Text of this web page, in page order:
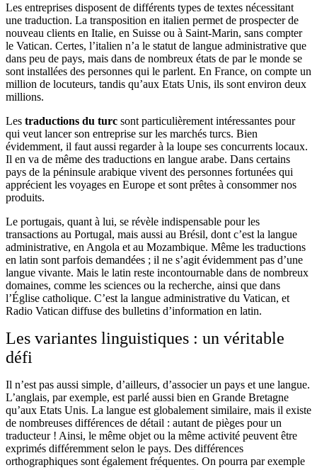
Les entreprises disposent de différents types de textes nécessitant
une traduction. La transposition en italien permet de prospecter de
nouveau clients en Italie, en Suisse ou à Saint-Marin, sans compter
le Vatican. Certes, l’italien n’a le statut de langue administrative que
dans peu de pays, mais dans de nombreux états de par le monde se
sont installées des personnes qui le parlent. En France, on compte un
million de locuteurs, tandis qu’aux Etats Unis, ils sont environ deux
millions.
Les traductions du turc sont particulièrement intéressantes pour
qui veut lancer son entreprise sur les marchés turcs. Bien
évidemment, il faut aussi regarder à la loupe ses concurrents locaux.
Il en va de même des traductions en langue arabe. Dans certains
pays de la péninsule arabique vivent des personnes fortunées qui
apprécient les voyages en Europe et sont prêtes à consommer nos
produits.
Le portugais, quant à lui, se révèle indispensable pour les
transactions au Portugal, mais aussi au Brésil, dont c’est la langue
administrative, en Angola et au Mozambique. Même les traductions
en latin sont parfois demandées ; il ne s’agit évidemment pas d’une
langue vivante. Mais le latin reste incontournable dans de nombreux
domaines, comme les sciences ou la recherche, ainsi que dans
l’Église catholique. C’est la langue administrative du Vatican, et
Radio Vatican diffuse des bulletins d’information en latin.
Les variantes linguistiques : un véritable
défi
Il n’est pas aussi simple, d’ailleurs, d’associer un pays et une langue.
L’anglais, par exemple, est parlé aussi bien en Grande Bretagne
qu’aux Etats Unis. La langue est globalement similaire, mais il existe
de nombreuses différences de détail : autant de pièges pour un
traducteur ! Ainsi, le même objet ou la même activité peuvent être
exprimés différemment selon le pays. Des différences
orthographiques sont également fréquentes. On pourra par exemple